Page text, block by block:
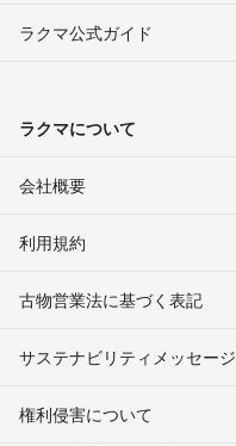
ラクマ公式ガイド
ラクマについて
会社概要
利用規約
古物営業法に基づく表記
サステナビリティメッセージ
権利侵害について